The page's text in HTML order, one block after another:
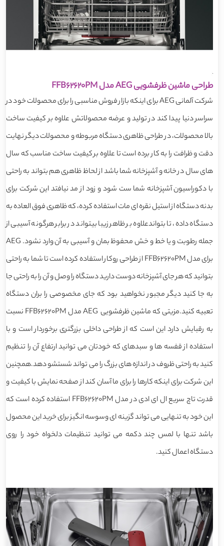
طراحی ماشین ظرفشویی AEG مدل FFB62620PM
شرکت آلمانی AEG برای اینکه بازار فروش مناسبی را برای محصولات خود در
سراسر دنیا پیدا کند در تولید و عرضه محصولاتش علاوه بر کیفیت ساخت
بالا محصولات، در طراحی ظاهری دستگاه مربوطه و محصولات دیگر نهایت
دقت و ظرافت را به کار برده است تا علاوه بر کیفیت ساخت مناسب که سال
های سال در خانه و آشپزخانه شما باشد از لحاظ ظاهری هم بتواند به راحتی
با دکوراسیون آشپزخانه شما ست شود و زود از مد نیافتد این شرکت برای
بدنه دستگاه از استیل نقره ای مات استفاده کرده، که ظاهری فوق العاده به
دستگاه داده، تا بتواندعلاوه بر ظاهر زیبا بیتواند در برابر هرگونه آسیبی از
جمله رطوبت و یا خط و خش محفوظ بمان و آسیبی به آن وارد نشود. AEG
برای مدل FFB62620PM از طراحی روکار استفاده کرده است تا شما به راحتی
بتوانید که هر جای آشپزخانه دوست دارید دستگاه را وصل و آن را به راحتی جا
به جا کنید دیگر مجبور نخواهید بود که جای مخصوصی را بران دستگاه
تعبیه کنید.مزیتی که ماشین ظرفشویی AEG مدل FFB62620PM نسبت
به رقبایش دارد این است که از طراحی داخلی بزرگتری برخوردار است و با
استفاده از قفسه ها و سبدهای که خودتان می توانید ارتفاع آن را تنظیم
کنید به راحتی ظروف در اندازه های بزرگ را می تواند شستشو دهد.همچنین
این شرکت برای اینکه کارها را برای ما آسان کند از صفحه نمایش با کیفیت و
قدرت تاچ سریع ال ای ادی در مدل FFB62620PM استفاده کرده است که
این خود به تنهایی می تواند گزینه ای وسوسه انگیز برای خرید این محصول
باشد تنها با لمس چند دکمه می توانید تنظیمات دلخواه خود را روی
دستگاه اعمال کنید.